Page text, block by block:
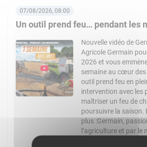
Un outil prend feu… pendant les
07/08/2026, 08:00
Nouvelle vidéo de
Agricole Germain
2026 et vous
semaine au cœur
outil prend feu en
intervention avec les
maîtriser un feu de
poursuivre la saison.
plus :Germain,
l’agriculture et par le